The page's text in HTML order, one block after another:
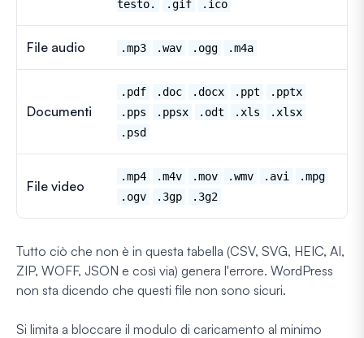
testo.
.gif .ico
File audio .mp3 .wav .ogg .m4a
Documenti
.pdf .doc .docx .ppt
.pptx
.pps
.ppsx .odt .xls
.xlsx
.psd
File video
.mp4 .m4v .mov .wmv .avi
.mpg
.ogv
.3gp .3g2
Tutto ciò che non è in questa tabella (CSV, SVG, HEIC, AI,
ZIP, WOFF, JSON e così via) genera l'errore. WordPress
non sta dicendo che questi file non sono sicuri.
Si limita a bloccare il modulo di caricamento al minimo